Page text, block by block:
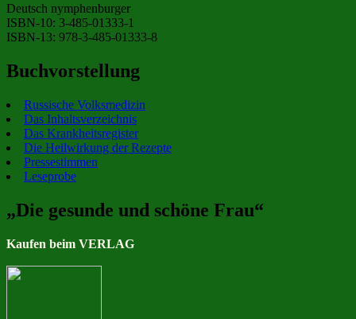
Deutsch nymphenburger
ISBN-10: 3-485-01333-1
ISBN-13: 978-3-485-01333-8
Buchvorstellung
Russische Volksmedizin
Das Inhaltsverzeichnis
Das Krankheitsregister
Die Heilwirkung der Rezepte
Pressestimmen
Leseprobe
„Die gesunde und schöne Frau“
Kaufen beim VERLAG